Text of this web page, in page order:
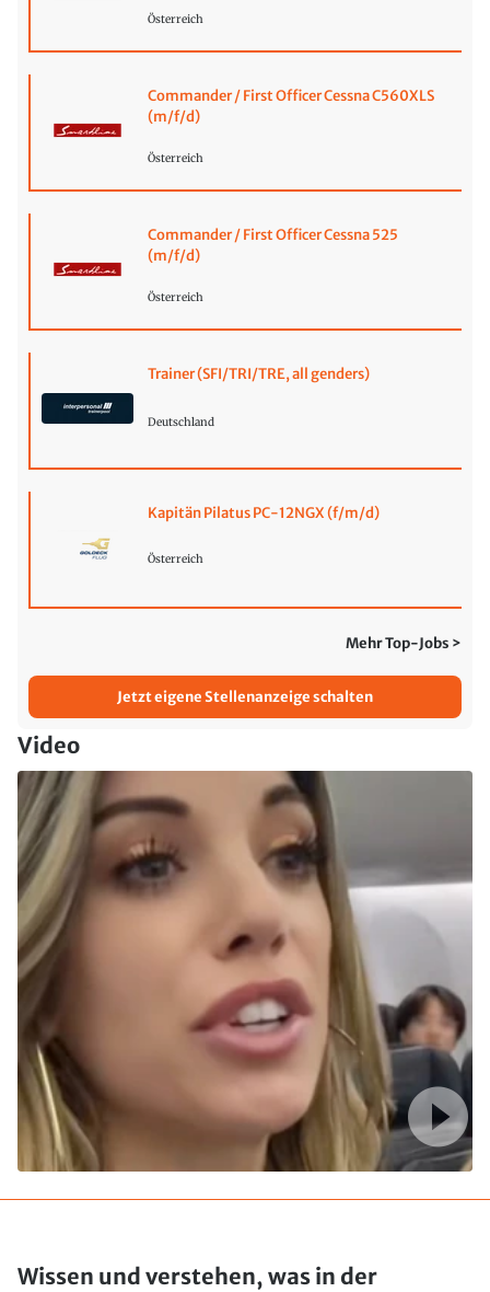
Österreich
Commander / First Officer Cessna C560XLS
(m/f/d)
Österreich
Commander / First Officer Cessna 525
(m/f/d)
Österreich
Trainer (SFI/TRI/TRE, all genders)
Deutschland
Kapitän Pilatus PC-12NGX (f/m/d)
Österreich
Mehr Top-Jobs >
Jetzt eigene Stellenanzeige schalten
Video
Wissen und verstehen, was in der